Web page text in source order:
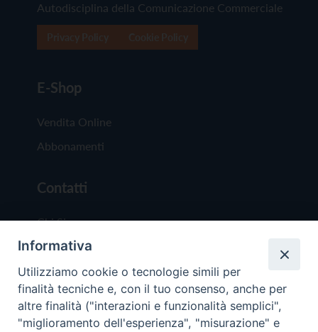
Autodisciplina della Comunicazione Commerciale
E-Shop
Vendita Online
Abbonamenti
Contatti
Chi Siamo
Redazione
Scrivici
Informativa
Utilizziamo cookie o tecnologie simili per
finalità tecniche e, con il tuo consenso, anche per
altre finalità ("interazioni e funzionalità semplici",
"miglioramento dell'esperienza", "misurazione" e